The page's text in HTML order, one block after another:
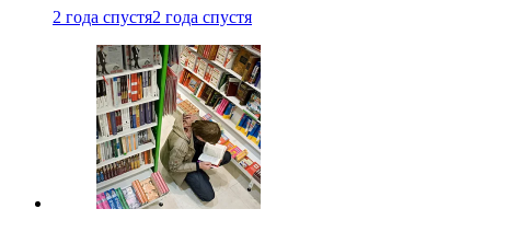
2 года спустя2 года спустя